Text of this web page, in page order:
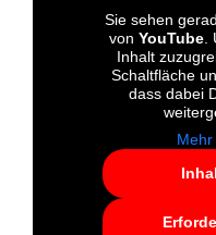
Sie sehen
von YouTube.
Inhalt
Schaltfläche
dass dabei